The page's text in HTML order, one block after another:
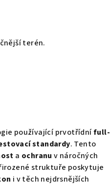
terén.
používající prvotřídnífull-
standardy. Tento
a ochranu v náročných
struktuře poskytuje
i v těch nejdrsnějších